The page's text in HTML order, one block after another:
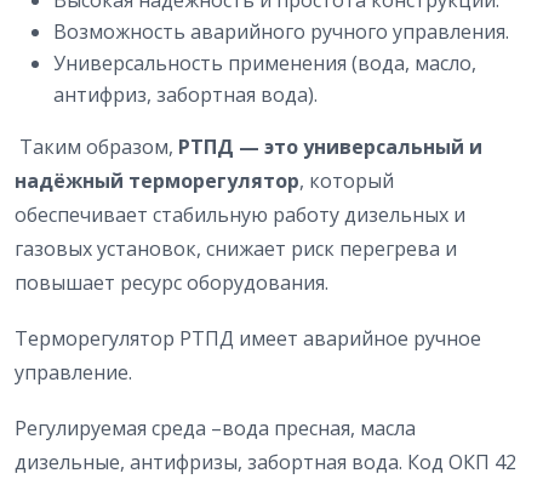
Возможность аварийного ручного управления.
Универсальность применения (вода, масло,
антифриз, забортная вода).
Таким образом, РТПД — это универсальный и
надёжный терморегулятор, который
обеспечивает стабильную работу дизельных и
газовых установок, снижает риск перегрева и
повышает ресурс оборудования.
Терморегулятор РТПД имеет аварийное ручное
управление.
Регулируемая среда –вода пресная, масла
дизельные, антифризы, забортная вода. Код ОКП 42